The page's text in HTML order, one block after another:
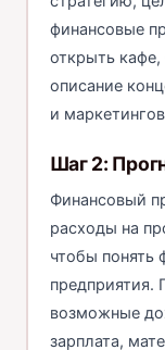
финансовые
открыть
описание
и
Шаг 2:
Финансовый
расходы на
чтобы понять
предприятия.
возможные
зарплата,